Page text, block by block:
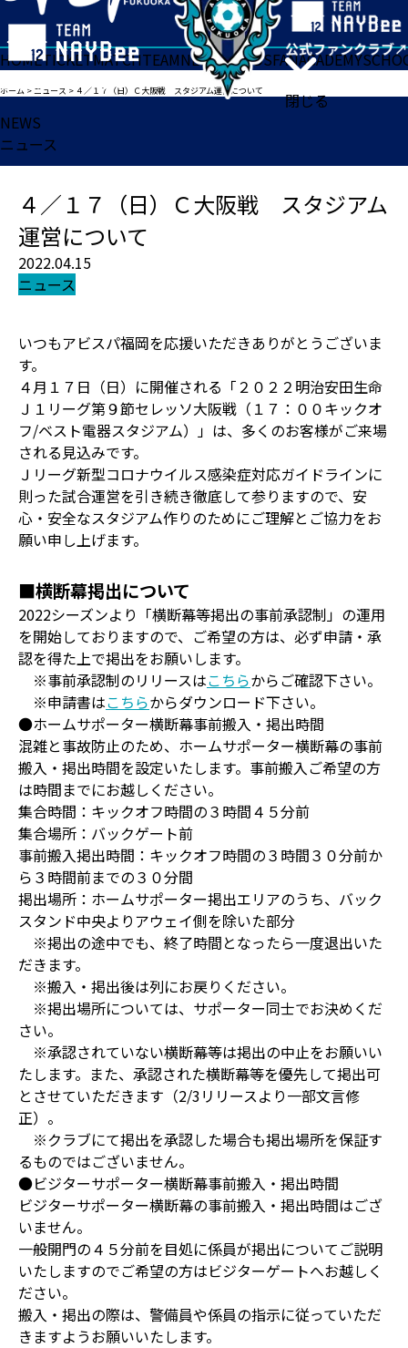
閉じる
HOMETICKETMATCHTEAMNEWSGOODSFANACADEMY
ホーム >ニュース > ４／１７（日）Ｃ大阪戦 スタジアム運営について
NEWS
ニュース
４／１７（日）Ｃ大阪戦 スタジアム
運営について
2022.04.15
ニュース
いつもアビスパ福岡を応援いただきありがとうございま
す。
４月１７日（日）に開催される「２０２２明治安田生命
Ｊ１リーグ第９節セレッソ大阪戦（１７：００キックオ
フ/ベスト電器スタジアム）」は、多くのお客様がご来場
される見込みです。
Ｊリーグ新型コロナウイルス感染症対応ガイドラインに
則った試合運営を引き続き徹底して参りますので、安
心・安全なスタジアム作りのためにご理解とご協力をお
願い申し上げます。
■横断幕掲出について
2022シーズンより「横断幕等掲出の事前承認制」の運用
を開始しておりますので、ご希望の方は、必ず申請・承
認を得た上で掲出をお願いします。
※事前承認制のリリースはこちらからご確認下さい。
※申請書はこちらからダウンロード下さい。
●ホームサポーター横断幕事前搬入・掲出時間
混雑と事故防止のため、ホームサポーター横断幕の事前
搬入・掲出時間を設定いたします。事前搬入ご希望の方
は時間までにお越しください。
集合時間：キックオフ時間の３時間４５分前
集合場所：バックゲート前
事前搬入掲出時間：キックオフ時間の３時間３０分前か
ら３時間前までの３０分間
掲出場所：ホームサポーター掲出エリアのうち、バック
スタンド中央よりアウェイ側を除いた部分
※掲出の途中でも、終了時間となったら一度退出いた
だきます。
※搬入・掲出後は列にお戻りください。
※掲出場所については、サポーター同士でお決めくだ
さい。
※承認されていない横断幕等は掲出の中止をお願いい
たします。また、承認された横断幕等を優先して掲出可
とさせていただきます（2/3リリースより一部文言修
正）。
※クラブにて掲出を承認した場合も掲出場所を保証す
るものではございません。
●ビジターサポーター横断幕事前搬入・掲出時間
ビジターサポーター横断幕の事前搬入・掲出時間はござ
いません。
一般開門の４５分前を目処に係員が掲出についてご説明
いたしますのでご希望の方はビジターゲートへお越しく
ださい。
搬入・掲出の際は、警備員や係員の指示に従っていただ
きますようお願いいたします。